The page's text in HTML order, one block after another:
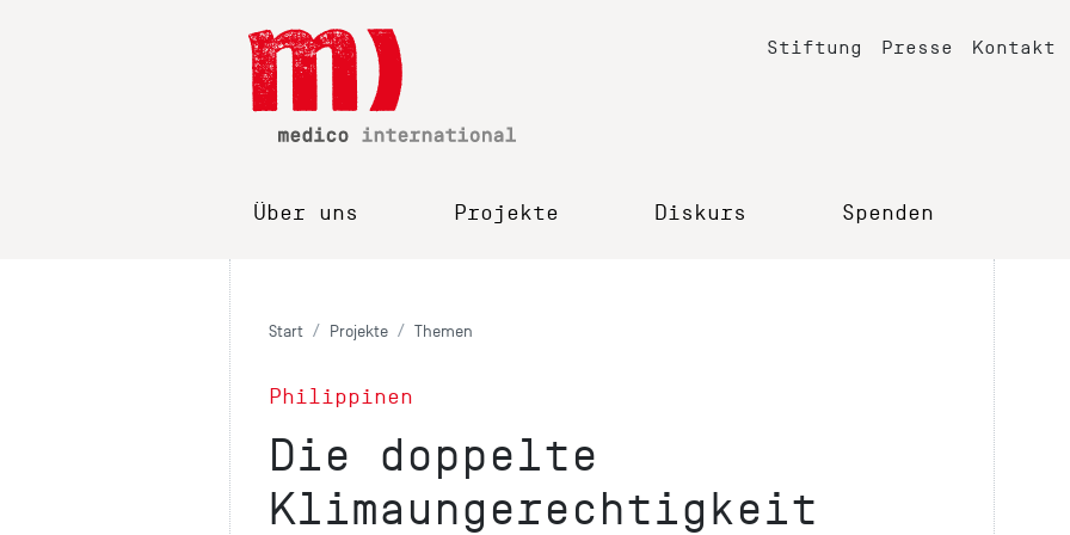
Stiftung Presse Kontakt
Über uns Projekte Diskurs Spenden
Start Projekte Themen
Philippinen
Die doppelte
Klimaungerechtigkeit